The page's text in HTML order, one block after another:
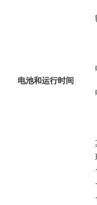
电池和运行时间